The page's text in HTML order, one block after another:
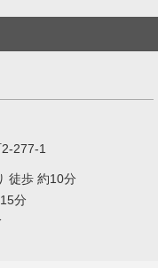
277-1
徒歩 約10分
分